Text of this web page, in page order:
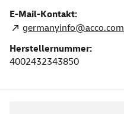
E-Mail-Kontakt:
germanyinfo@acco.com
Herstellernummer:
4002432343850